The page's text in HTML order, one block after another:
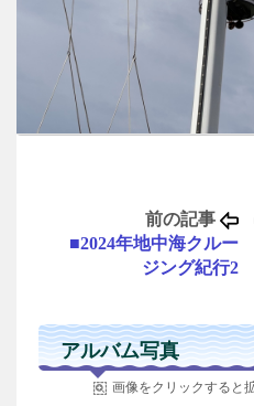
前の記事
■2024年地中海クルー
ジング紀行2
アルバム写真
画像をクリックすると